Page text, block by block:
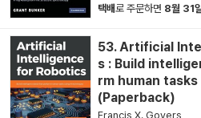
택배로 주문하면 8월 31
53. Artificial
s : Build
rm human
(Paperback)
Francis X. Govers